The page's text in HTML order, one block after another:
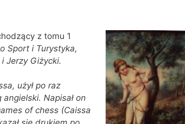
z tomu 1
Sport i Turystyka,
Jerzy Giżycki.
użył po raz
Napisał on
of chess (Caissa